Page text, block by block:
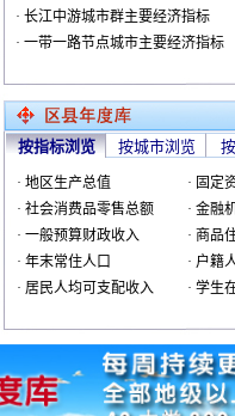
· 长江中游城市群主要经济指标
· 一带一路节点城市主要经济指标
按指标浏览 按城市浏览
· 地区生产总值
· 固定
· 社会消费品零售总额
· 金融
· 一般预算财政收入
· 商品
· 年末常住人口
· 户籍
· 居民人均可支配收入
· 学生